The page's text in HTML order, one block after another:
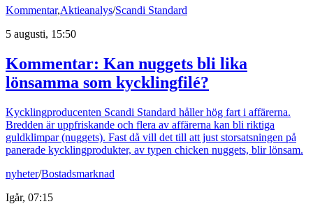
Kommentar,Aktieanalys/Scandi Standard
5 augusti, 15:50
Kommentar: Kan nuggets bli lika
lönsamma som kycklingfilé?
Kycklingproducenten Scandi Standard håller hög fart i affärerna.
Bredden är uppfriskande och flera av affärerna kan bli riktiga
guldklimpar (nuggets). Fast då vill det till att just storsatsningen på
panerade kycklingprodukter, av typen chicken nuggets, blir lönsam.
nyheter/Bostadsmarknad
Igår, 07:15